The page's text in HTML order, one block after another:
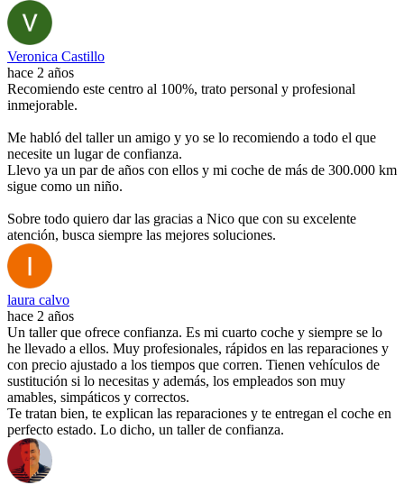
Veronica Castillo
hace 2 años
Recomiendo este centro al 100%, trato personal y profesional
inmejorable.
Me habló del taller un amigo y yo se lo recomiendo a todo el que
necesite un lugar de confianza.
Llevo ya un par de años con ellos y mi coche de más de 300.000 km
sigue como un niño.
Sobre todo quiero dar las gracias a Nico que con su excelente
atención, busca siempre las mejores soluciones.
laura calvo
hace 2 años
Un taller que ofrece confianza. Es mi cuarto coche y siempre se lo
he llevado a ellos. Muy profesionales, rápidos en las reparaciones y
con precio ajustado a los tiempos que corren. Tienen vehículos de
sustitución si lo necesitas y además, los empleados son muy
amables, simpáticos y correctos.
Te tratan bien, te explican las reparaciones y te entregan el coche en
perfecto estado. Lo dicho, un taller de confianza.